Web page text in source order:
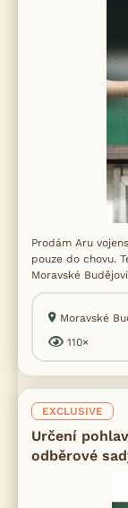
Prodám Aru
pouze do chovu.
Moravské
Moravské
110×
EXCLUSIVE
Určení
odběrové